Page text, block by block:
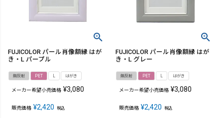
FUJICOLOR パール肖像額縁 はが
き・L パープル
無反射 PET L はがき
メーカー希望小売価格 ¥3,080
販売価格 ¥2,420 税込
FUJICOLOR パール肖像額縁 はが
き・L グレー
無反射 PET L はがき
メーカー希望小売価格 ¥3,080
販売価格 ¥2,420 税込